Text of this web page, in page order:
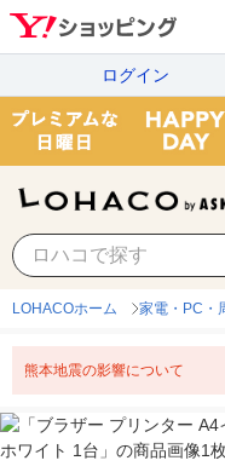
ログイン
LOHACOホーム 家電・PC・
熊本地震の影響について